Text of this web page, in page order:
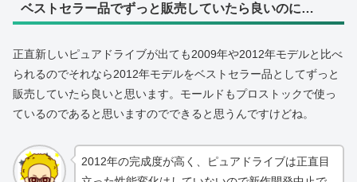
ベストセラー品でずっと販売していたら良いのに…
正直新しいピュアドライブが出ても2009年や2012年モデルと比べ
られるのでそれなら2012年モデルをベストセラー品としてずっと
販売していたら良いと思います。モールドもプロストックで使っ
ているのであると思いますのでできると思うんですけどね。
2012年の完成度が高く、ピュアドライブは正直目